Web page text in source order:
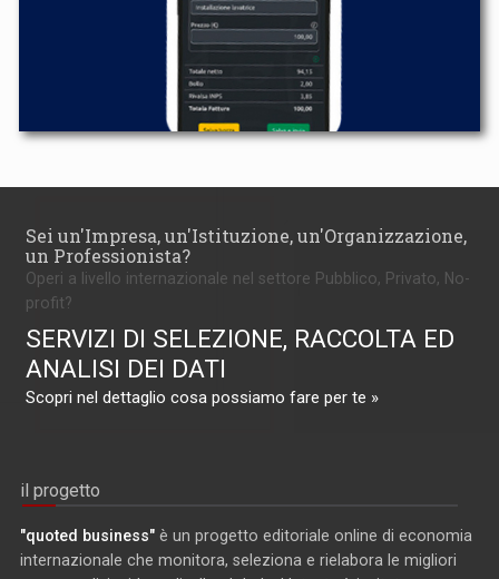
Sei un'Impresa, un'Istituzione, un'Organizzazione,
un Professionista?
Operi a livello internazionale nel settore Pubblico, Privato, No-
profit?
SERVIZI DI SELEZIONE, RACCOLTA ED
ANALISI DEI DATI
Scopri nel dettaglio cosa possiamo fare per te »
il progetto
"quoted business" è un progetto editoriale online di economia
internazionale che monitora, seleziona e rielabora le migliori